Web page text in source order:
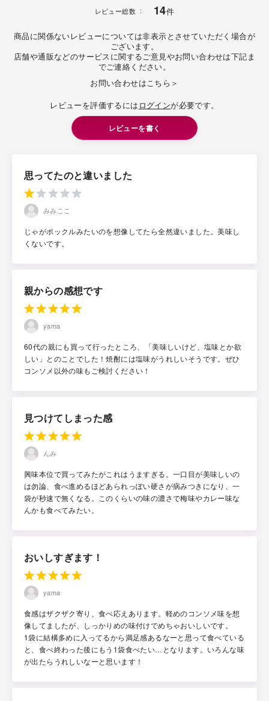
レビュー総数 14件
商品に関係ないレビューについては非表示とさせていただく場合が
ございます。
店舗や通販などのサービスに関するご意見やお問い合わせは下記ま
でご連絡ください。
お問い合わせはこちら＞
レビューを評価するには ログインが必要です。
レビューを書く
思ってたのと違いました
みみここ
じゃがポックルみたいのを想像してたら全然違いました。美味し
くないです。
親からの感想です
yama
60代の親にも買って行ったところ、「美味しいけど、塩味とか欲
しい」とのことでした！焼酎には塩味がうれしいそうです。ぜひ
コンソメ以外の味もご検討ください！
見つけてしまった感
んみ
興味本位で買ってみたがこれはうますぎる。一口目が美味しいの
は勿論、食べ進めるほどあられっぽい硬さが病みつきになり、一
袋が秒速で無くなる。このくらいの味の濃さで梅味やカレー味な
んかも食べてみたい。
おいしすぎます！
yama
食感はザクザク寄り、食べ応えあります。軽めのコンソメ味を想
像してましたが、しっかりめの味付けでめちゃおいしいです。
1袋に結構多めに入ってるから満足感あるなーと思って食べている
と、食べ終わった後にもう1袋食べたい…となります。いろんな味
が出たらうれしいなーと思います！